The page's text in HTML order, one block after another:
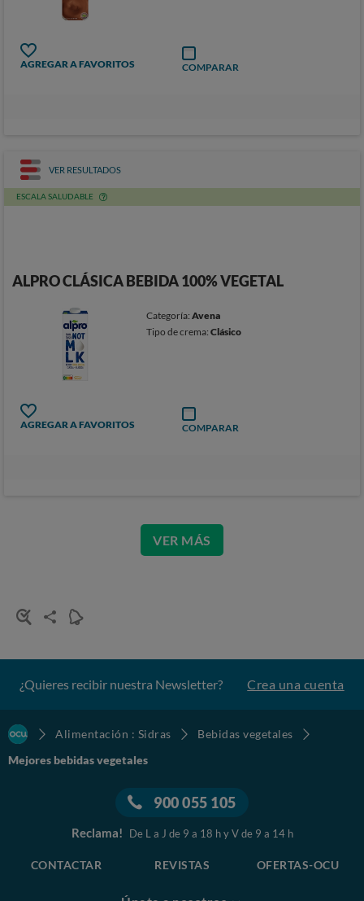
AGREGAR A FAVORITOS COMPARAR
VER RESULTADOS
ESCALA SALUDABLE
ALPRO CLÁSICA BEBIDA 100% VEGETAL
Categoría:Avena
Tipo de crema:Clásico
AGREGAR A FAVORITOS COMPARAR
VER MÁS
¿Quieres recibir nuestra Newsletter? Crea una cuenta
Alimentación : Sidras
Bebidas vegetales
Mejores bebidas vegetales
900 055 105
Reclama! De L a J de 9 a 18 h y V de 9 a 14 h
CONTACTAR REVISTAS OFERTAS-OCU